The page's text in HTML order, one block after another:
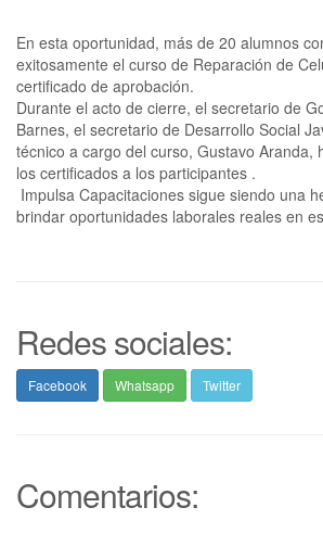
En esta oportunidad, más de 20 alumnos
exitosamente el curso de Reparación de
certificado de aprobación.
Durante el acto de cierre, el secretario de
Barnes, el secretario de Desarrollo Social
técnico a cargo del curso, Gustavo Aranda,
los certificados a los participantes .
Impulsa Capacitaciones sigue siendo una
brindar oportunidades laborales reales en
Redes sociales:
Facebook Whatsapp Twitter
Comentarios: